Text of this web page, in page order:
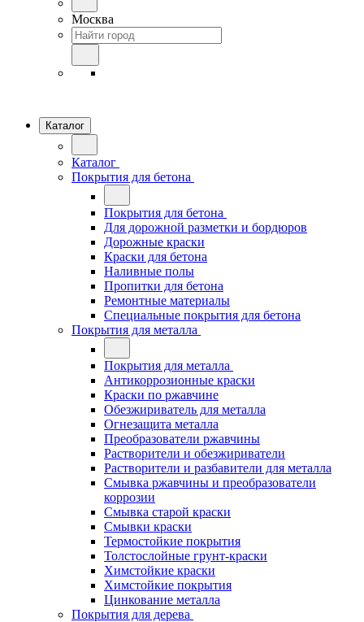
Москва
Каталог
Каталог
Покрытия для бетона
Покрытия для бетона
Для дорожной разметки и бордюров
Дорожные краски
Краски для бетона
Наливные полы
Пропитки для бетона
Ремонтные материалы
Специальные покрытия для бетона
Покрытия для металла
Покрытия для металла
Антикоррозионные краски
Краски по ржавчине
Обезжириватель для металла
Огнезащита металла
Преобразователи ржавчины
Растворители и обезжириватели
Растворители и разбавители для металла
Смывка ржавчины и преобразователи
коррозии
Смывка старой краски
Смывки краски
Термостойкие покрытия
Толстослойные грунт-краски
Химстойкие краски
Химстойкие покрытия
Цинкование металла
Покрытия для дерева